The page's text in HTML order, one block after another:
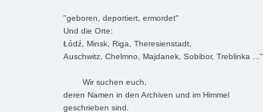
"geboren, deportiert, ermordet"
Und die Orte:
Łódź, Minsk, Riga, Theresienstadt,
Auschwitz, Chelmno, Majdanek, Sobibor, Treblinka ..."
Wir suchen euch,
deren Namen in den Archiven und im Himmel
geschrieben sind.